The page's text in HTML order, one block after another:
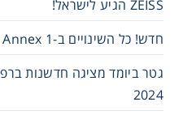
ZEISS הגיע לישראל!
חדש! כל השינויים ב-GMP Annex 1 לייצור מוצרים סטריליים
גטר ביומד מציגה חדשנות
2024